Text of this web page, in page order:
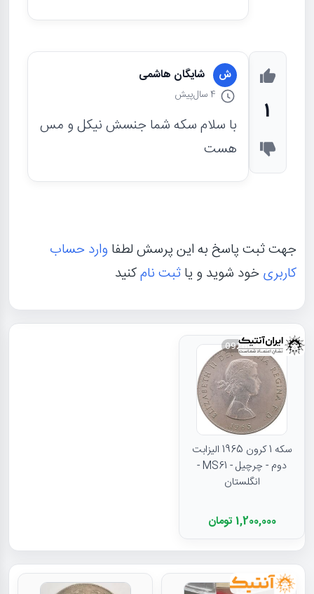
1
ش شایگان هاشمی
4 سال پیش
با سلام سکه شما جنسش نیکل و مس
هست
جهت ثبت پاسخ به این پرسش لطفا وارد حساب
کاربریخود شوید و یاثبت نامکنید
092663
سکه 1 کرون 1965 الیزابت
دوم - چرچیل - MS61 -
انگلستان
1,200,000 تومان